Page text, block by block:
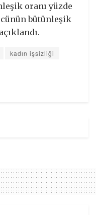
oranı yüzde
bütünleşik
kadın işsizliği